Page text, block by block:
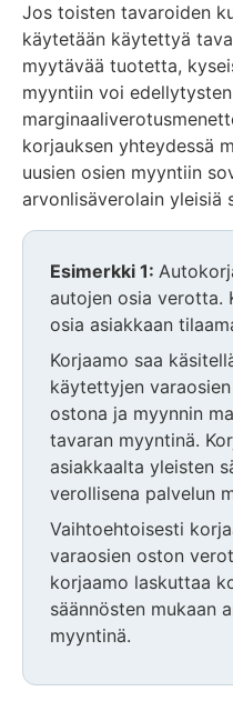
Jos toisten tavaroiden
käytetään käytettyä
myytävää tuotetta,
myyntiin voi
korjauksen yhteydessä
uusien osien myyntiin
arvonlisäverolain yleisiä
Huomio
osio
alkaa
Esimerkki 1:
autojen osia verotta.
osia asiakkaan
Korjaamo saa
käytettyjen
ostona ja myynnin
tavaran myyntinä.
asiakkaalta yleisten
verollisena palvelun
Vaihtoehtoisesti
varaosien oston
korjaamo laskuttaa
säännösten mukaan
myyntinä.